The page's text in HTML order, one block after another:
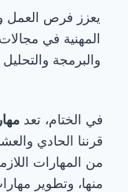
يعزز فرص العمل
المهنية في مجالات
والبرمجة والتحليل
في الختام، تعد
قرننا الحادي
من المهارات
منها، وتطوير